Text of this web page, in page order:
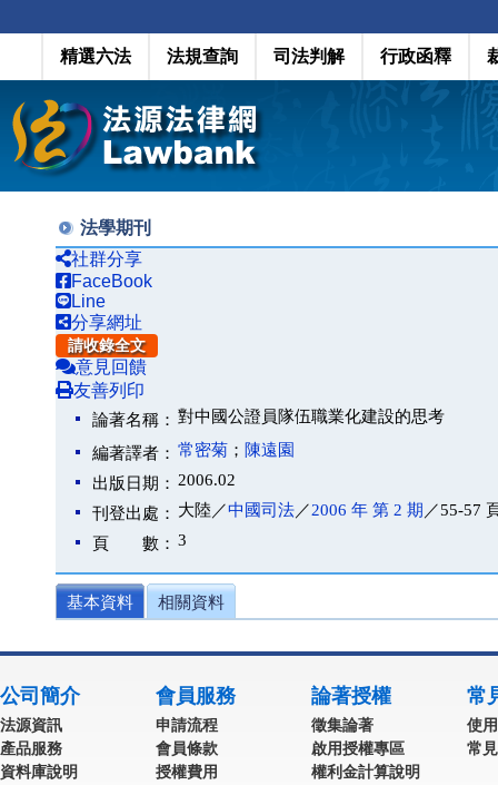
精選六法 法規查詢 司法判解 行政函釋
法學期刊
社群分享
FaceBook
Line
分享網址
請收錄全文
意見回饋
友善列印
論著名稱： 對中國公證員隊伍職業化建設的思考
編著譯者： 常密菊 ； 陳遠園
出版日期： 2006.02
刊登出處： 大陸／中國司法／2006 年 第 2 期 ／55-57
頁 數： 3
基本資料 相關資料
公司簡介
法源資訊
產品服務
資料庫說明
會員服務
申請流程
會員條款
授權費用
論著授權
徵集論著
啟用授權專區
權利金計算說明
常
使
常